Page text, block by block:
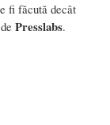
fi făcută decât
Presslabs.